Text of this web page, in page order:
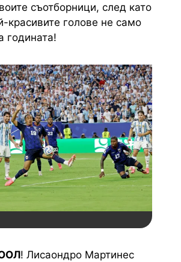
съотборници, след като
красивите голове не само
годината!
! Лисаондро Мартинес